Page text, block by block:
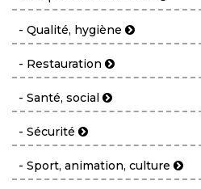
- Qualité, hygiène
- Restauration
- Santé, social
- Sécurité
- Sport, animation, culture